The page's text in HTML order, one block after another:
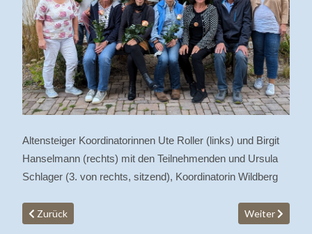
Altensteiger Koordinatorinnen Ute Roller (links) und Birgit
Hanselmann (rechts) mit den Teilnehmenden und Ursula
Schlager (3. von rechts, sitzend), Koordinatorin Wildberg
Vorheriger Beitrag: Fortbildung zum Thema Validation bei
Zurück Nächster
Weiter